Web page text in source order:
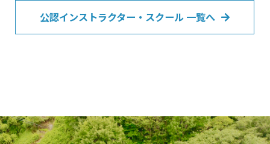
公認インストラクター・スクール 一覧へ